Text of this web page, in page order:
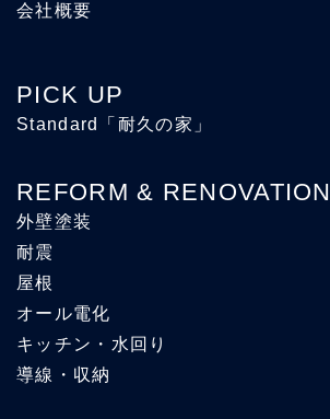
会社概要
PICK UP
Standard「耐久の家」
REFORM & RENOVATION
外壁塗装
耐震
屋根
オール電化
キッチン・水回り
導線・収納